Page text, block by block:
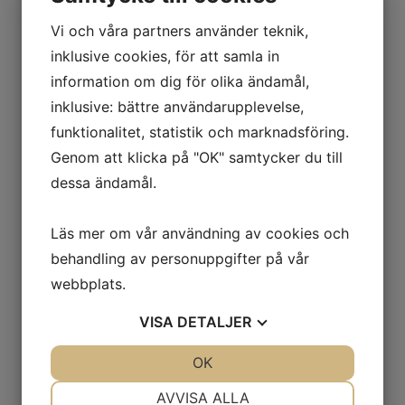
Jutta Votteler
Martin Watsfeldt
Charlotte von Weissenberg
Henrik Wergeland
Peter Wever
Saga Wendotte
Björn Wessman
Dan Wolgers
Stanislaw Zoladz
Amalia Årfelt
Avskalat
Svartvitt
Färgstarkt
Urbant
Tekniker
Teckning
Vi och våra partners använder teknik,
inklusive cookies, för att samla in
information om dig för olika ändamål,
inklusive: bättre användarupplevelse,
funktionalitet, statistik och marknadsföring.
Genom att klicka på "OK" samtycker du till
dessa ändamål.
Läs mer om vår användning av cookies och
behandling av personuppgifter på vår
webbplats.
VISA DETALJER
AVVISA ALLA
OK